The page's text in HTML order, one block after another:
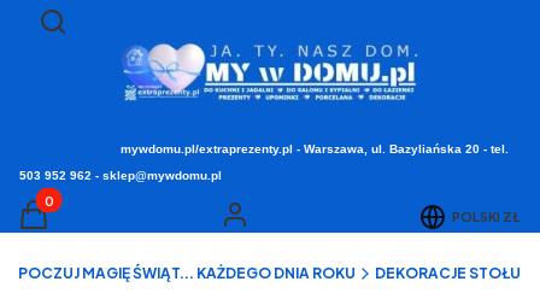
Otwórz wyszukiwarkę
Szukaj
mywdomu.pl/extraprezenty.pl - Warszawa, ul. Bazyliańska 20 - tel.
503 952 962 - sklep@mywdomu.pl
Produkty w koszyku: 0. Zobacz szczegóły
Koszyk Zaloguj się POLSKI ZŁ
▸ POCZUJ MAGIĘ ŚWIĄT... KAŻDEGO DNIA ROKU DEKORACJE STOŁU